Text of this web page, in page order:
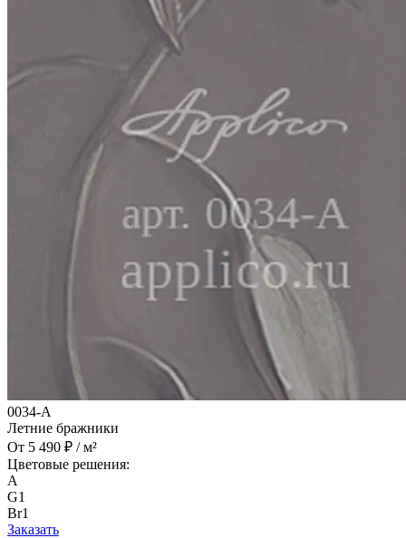
0034-A
Летние бражники
От 5 490 ₽ / м²
Цветовые решения:
A
G1
Br1
Заказать